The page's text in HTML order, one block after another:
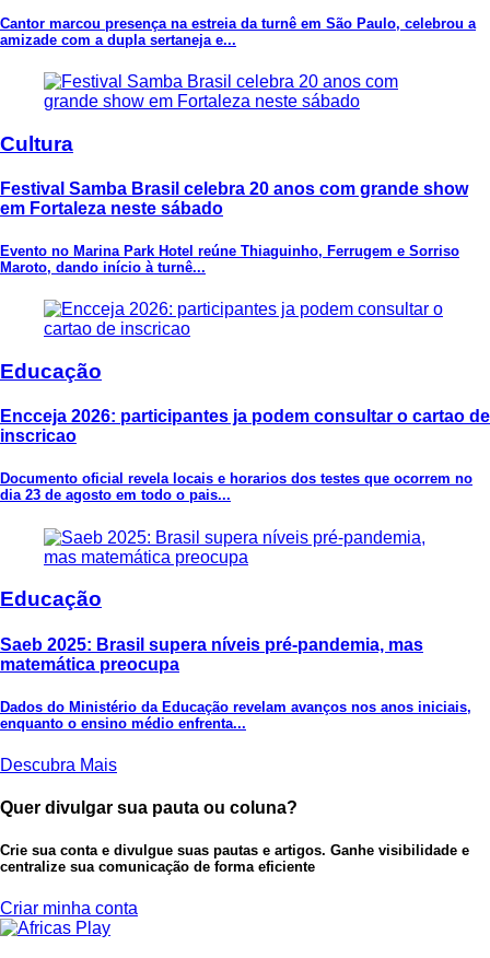
Cantor marcou presença na estreia da turnê em São Paulo, celebrou a
amizade com a dupla sertaneja e...
Cultura
Festival Samba Brasil celebra 20 anos com grande show
em Fortaleza neste sábado
Evento no Marina Park Hotel reúne Thiaguinho, Ferrugem e Sorriso
Maroto, dando início à turnê...
Educação
Encceja 2026: participantes ja podem consultar o cartao de
inscricao
Documento oficial revela locais e horarios dos testes que ocorrem no
dia 23 de agosto em todo o pais...
Educação
Saeb 2025: Brasil supera níveis pré-pandemia, mas
matemática preocupa
Dados do Ministério da Educação revelam avanços nos anos iniciais,
enquanto o ensino médio enfrenta...
Descubra Mais
Quer divulgar sua pauta ou coluna?
Crie sua conta e divulgue suas pautas e artigos. Ganhe visibilidade e
centralize sua comunicação de forma eficiente
Criar minha conta